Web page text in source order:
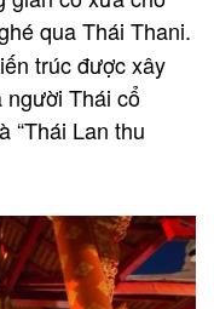
qua Thái Thani.
trúc được xây
người Thái cổ
“Thái Lan thu